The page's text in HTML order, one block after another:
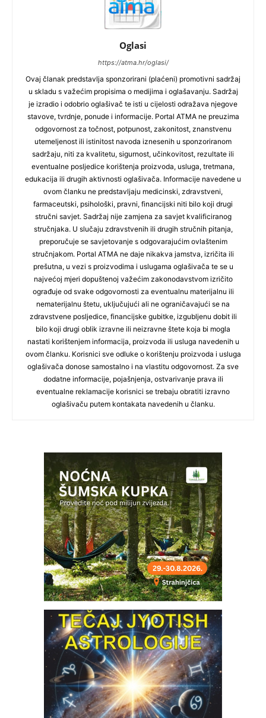
Oglasi
https://atma.hr/oglasi/
Ovaj članak predstavlja sponzorirani (plaćeni) promotivni sadržaj
u skladu s važećim propisima o medijima i oglašavanju. Sadržaj
je izradio i odobrio oglašivač te isti u cijelosti odražava njegove
stavove, tvrdnje, ponude i informacije. Portal ATMA ne preuzima
odgovornost za točnost, potpunost, zakonitost, znanstvenu
utemeljenost ili istinitost navoda iznesenih u sponzoriranom
sadržaju, niti za kvalitetu, sigurnost, učinkovitost, rezultate ili
eventualne posljedice korištenja proizvoda, usluga, tretmana,
edukacija ili drugih aktivnosti oglašivača. Informacije navedene u
ovom članku ne predstavljaju medicinski, zdravstveni,
farmaceutski, psihološki, pravni, financijski niti bilo koji drugi
stručni savjet. Sadržaj nije zamjena za savjet kvalificiranog
stručnjaka. U slučaju zdravstvenih ili drugih stručnih pitanja,
preporučuje se savjetovanje s odgovarajućim ovlaštenim
stručnjakom. Portal ATMA ne daje nikakva jamstva, izričita ili
prešutna, u vezi s proizvodima i uslugama oglašivača te se u
najvećoj mjeri dopuštenoj važećim zakonodavstvom izričito
ograđuje od svake odgovornosti za eventualnu materijalnu ili
nematerijalnu štetu, uključujući ali ne ograničavajući se na
zdravstvene posljedice, financijske gubitke, izgubljenu dobit ili
bilo koji drugi oblik izravne ili neizravne štete koja bi mogla
nastati korištenjem informacija, proizvoda ili usluga navedenih u
ovom članku. Korisnici sve odluke o korištenju proizvoda i usluga
oglašivača donose samostalno i na vlastitu odgovornost. Za sve
dodatne informacije, pojašnjenja, ostvarivanje prava ili
eventualne reklamacije korisnici se trebaju obratiti izravno
oglašivaču putem kontakata navedenih u članku.